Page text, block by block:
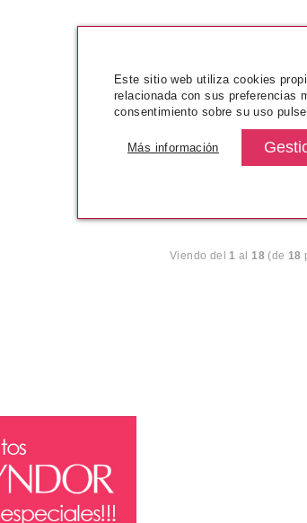
NUXE
48hr Serum
Pvr 34.90€
Viendo del1 al18 (de 18
Este sitio web utiliza cookies
relacionada con sus preferencias
consentimiento sobre su uso
Más información